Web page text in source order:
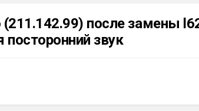
после замены
посторонний звук